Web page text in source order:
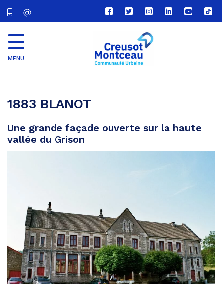
Lien
vers
compte
Facebook
Lien
vers
compte
Twitter
Lien
vers
le
compte
Lien
vers
Lien
vers
Lien
vers
MENU
1883 BLANOT
Une grande façade ouverte sur la haute
vallée du Grison